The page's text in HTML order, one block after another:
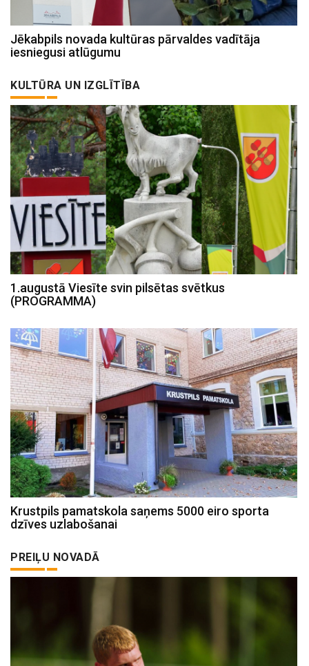
Jēkabpils novada kultūras pārvaldes vadītāja
iesniegusi atlūgumu
KULTŪRA UN IZGLĪTĪBA
1.augustā Viesīte svin pilsētas svētkus
(PROGRAMMA)
Krustpils pamatskola saņems 5000 eiro sporta
dzīves uzlabošanai
PREIĻU NOVADĀ